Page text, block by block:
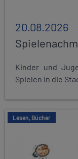
20.08.2026
Kinder und
Spielen in die
Lesen, Bücher